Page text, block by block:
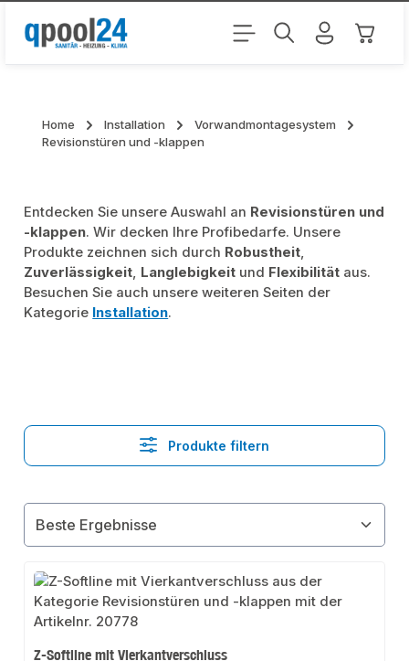
Zum Hauptinhalt springen
Home Installation
Vorwandmontagesystem
Revisionstüren und -klappen
Entdecken Sie unsere Auswahl an Revisionstüren und
-klappen. Wir decken Ihre Profibedarfe. Unsere
Produkte zeichnen sich durch Robustheit,
Zuverlässigkeit, Langlebigkeit und Flexibilität aus.
Besuchen Sie auch unsere weiteren Seiten der
Kategorie Installation.
Produkte filtern
Z-Softline mit Vierkantverschluss